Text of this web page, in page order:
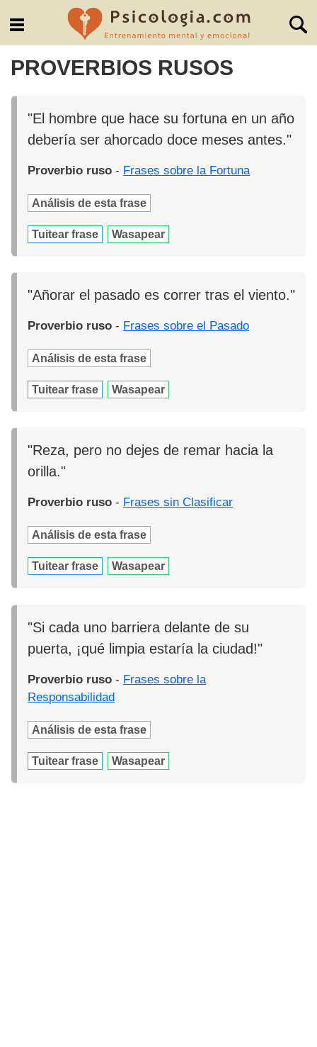
PROVERBIOS RUSOS
"El hombre que hace su fortuna en un año
debería ser ahorcado doce meses antes."
Proverbio ruso - Frases sobre la Fortuna
Análisis de esta frase
Tuitear frase Wasapear
"Añorar el pasado es correr tras el viento."
Proverbio ruso - Frases sobre el Pasado
Análisis de esta frase
Tuitear frase Wasapear
"Reza, pero no dejes de remar hacia la
orilla."
Proverbio ruso - Frases sin Clasificar
Análisis de esta frase
Tuitear frase Wasapear
"Si cada uno barriera delante de su
puerta, ¡qué limpia estaría la ciudad!"
Proverbio ruso - Frases sobre la
Responsabilidad
Análisis de esta frase
Tuitear frase Wasapear